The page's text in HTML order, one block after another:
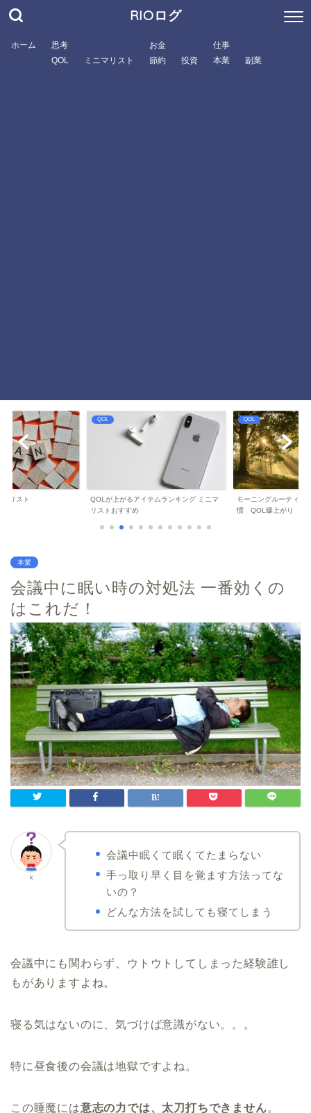
RIOログ
ホーム
思考
QOL
ミニマリスト
お金
節約
投資
仕事
本業
副業
リスト
QOL
QOLが上がるアイテムランキング ミニマ
リストおすすめ
QOL
モーニングルーティー
慣 QOL爆上がり
本業
会議中に眠い時の対処法 一番効くの
はこれだ！
k
会議中眠くて眠くてたまらない
手っ取り早く目を覚ます方法ってな
いの？
どんな方法を試しても寝てしまう
会議中にも関わらず、ウトウトしてしまった経験誰し
もがありますよね。
寝る気はないのに、気づけば意識がない。。。
特に昼食後の会議は地獄ですよね。
この睡魔には意志の力では、太刀打ちできません。